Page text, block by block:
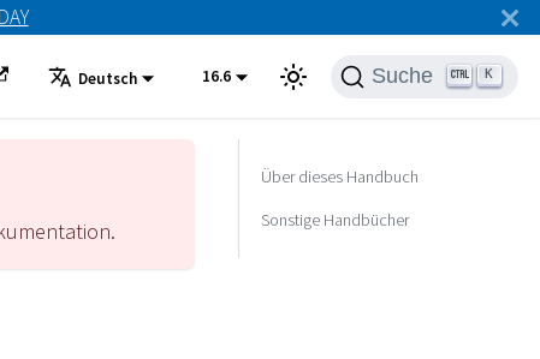
Deutsch 16.6 Suche K
Über dieses Handbuch
Sonstige Handbücher